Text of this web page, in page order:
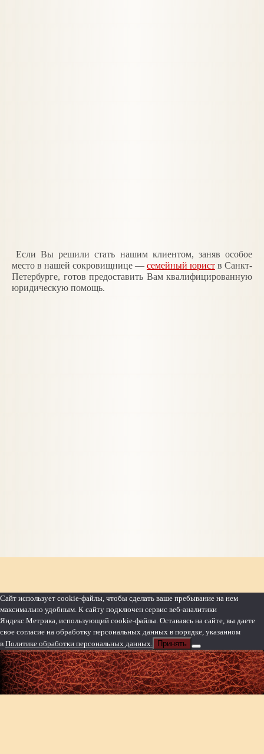
Если Вы решили стать нашим клиентом, заняв особое
место в нашей сокровищнице — семейный юрист в Санкт-
Петербурге, готов предоставить Вам квалифицированную
юридическую помощь.
Сайт использует cookie-файлы, чтобы сделать ваше пребывание на нем
максимально удобным. К cайту подключен сервис веб-аналитики
Яндекс.Метрика, использующий cookie-файлы. Оставаясь на сайте, вы даете
свое согласие на обработку персональных данных в порядке, указанном
в Политике обработки персональных данных. Принять